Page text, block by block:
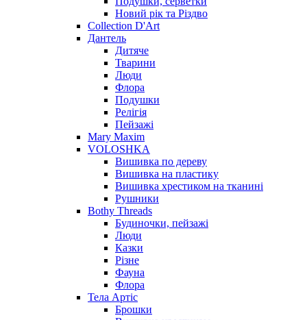
Новий рік та Різдво
Collection D'Art
Дантель
Дитяче
Тварини
Люди
Флора
Подушки
Релігія
Пейзажі
Mary Maxim
VOLOSHKA
Вишивка по дереву
Вишивка на пластику
Вишивка хрестиком на тканині
Рушники
Bothy Threads
Будиночки, пейзажі
Люди
Казки
Різне
Фауна
Флора
Тела Артіс
Брошки